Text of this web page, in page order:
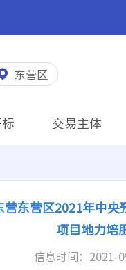
东营区
交易主体
营东营区2021年中
项目地力培
信息时间： 2021-